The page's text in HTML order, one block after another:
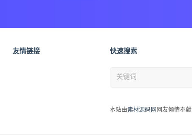
友情链接 快速搜索
本站由素材源码网 网友倾情奉献